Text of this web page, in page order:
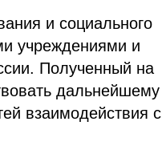
и социального
учреждениями и
Полученный на
дальнейшему
взаимодействия с